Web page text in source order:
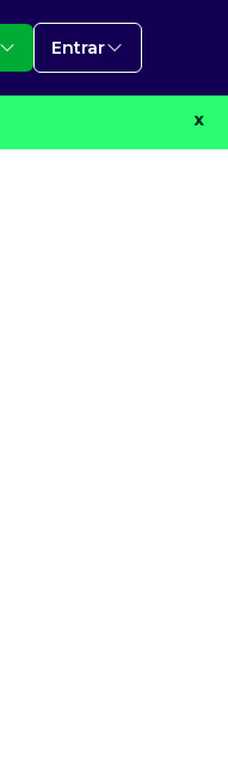
Entrar
X